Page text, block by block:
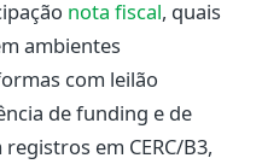
nota fiscal, quais
ambientes
com leilão
de funding e de
em CERC/B3,